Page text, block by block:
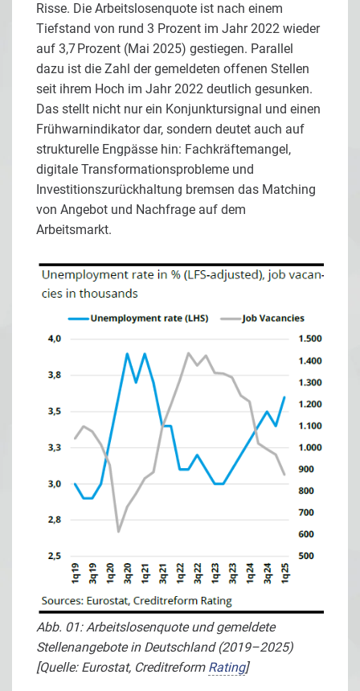
Risse. Die Arbeitslosenquote ist nach einem
Tiefstand von rund 3 Prozent im Jahr 2022 wieder
auf 3,7 Prozent (Mai 2025) gestiegen. Parallel
dazu ist die Zahl der gemeldeten offenen Stellen
seit ihrem Hoch im Jahr 2022 deutlich gesunken.
Das stellt nicht nur ein Konjunktursignal und einen
Frühwarnindikator dar, sondern deutet auch auf
strukturelle Engpässe hin: Fachkräftemangel,
digitale Transformationsprobleme und
Investitionszurückhaltung bremsen das Matching
von Angebot und Nachfrage auf dem
Arbeitsmarkt.
Abb. 01: Arbeitslosenquote und gemeldete
Stellenangebote in Deutschland (2019–2025)
[Quelle: Eurostat, Creditreform Rating]